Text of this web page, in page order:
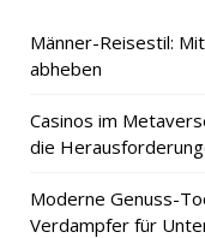
Männer-Reisestil:
abheben
Casinos im
die
Moderne Genuss-
Verdampfer für